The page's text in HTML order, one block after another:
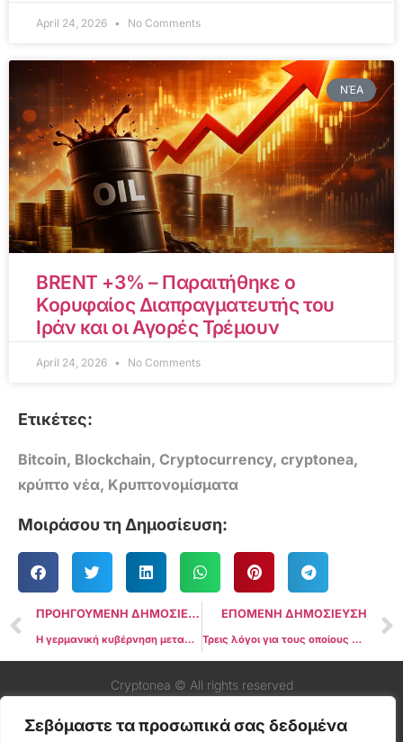
Σεβόμαστε τα προσωπικά σας δεδομένα
April 24, 2026 No Comments
ΝΈΑ
BRENT +3% – Παραιτήθηκε ο
Κορυφαίος Διαπραγματευτής του
Ιράν και οι Αγορές Τρέμουν
April 24, 2026 No Comments
Ετικέτες:
Bitcoin, Blockchain, Cryptocurrency, cryptonea,
κρύπτο νέα, Κρυπτονομίσματα
Μοιράσου τη Δημοσίευση:
ΠΡΟΗΓΟΥΜΕΝΗ ΔΗΜΟΣΙΕΥΣΗ
Η γερμανική κυβέρνηση μεταφέρει επιπλέον $52 εκατομμύρια σε Bitcoin, αυξάνοντας δυνητικά τους κινδύνους πώλησης της αγοράς
ΕΠΟΜΕΝΗ ΔΗΜΟΣΙΕΥΣΗ
Τρεις λόγοι για τους οποίους οι αναλυτές του Bitcoin πιστεύουν ότι ο κύκλος τιμών του BTC έχει κορυφωθεί
Cryptonea © All rights reserved